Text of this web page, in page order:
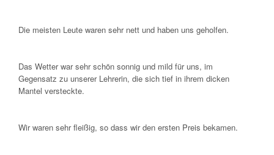
Die meisten Leute waren sehr nett und haben uns geholfen.
Das Wetter war sehr schön sonnig und mild für uns, im
Gegensatz zu unserer Lehrerin, die sich tief in ihrem dicken
Mantel versteckte.
Wir waren sehr fleißig, so dass wir den ersten Preis bekamen.